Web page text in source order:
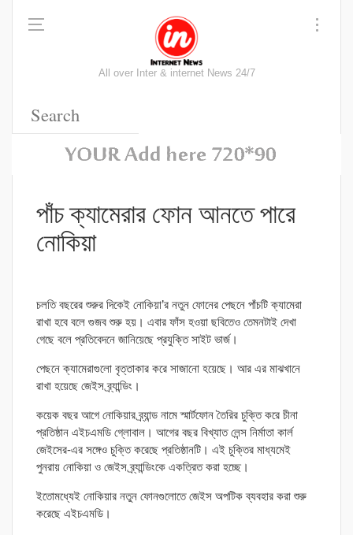
All over Inter & internet News 24/7
পাঁচ ক্যামেরার ফোন আনতে পারে
নোকিয়া
চলতি বছরের শুরুর দিকেই নোকিয়া’র নতুন ফোনের পেছনে পাঁচটি ক্যামেরা
রাখা হবে বলে গুজব শুরু হয়। এবার ফাঁস হওয়া ছবিতেও তেমনটাই দেখা
গেছে বলে প্রতিবেদনে জানিয়েছে প্রযুক্তি সাইট ভার্জ।
পেছনে ক্যামেরাগুলো বৃত্তাকার করে সাজানো হয়েছে। আর এর মাঝখানে
রাখা হয়েছে জেইস ব্র্যান্ডিং।
কয়েক বছর আগে নোকিয়ার ব্র্যান্ড নামে স্মার্টফোন তৈরির চুক্তি করে চীনা
প্রতিষ্ঠান এইচএমডি গ্লোবাল। আগের বছর বিখ্যাত লেন্স নির্মাতা কার্ল
জেইসের-এর সঙ্গেও চুক্তি করেছে প্রতিষ্ঠানটি। এই চুক্তির মাধ্যমেই
পুনরায় নোকিয়া ও জেইস ব্র্যান্ডিংকে একত্রিত করা হচ্ছে।
ইতোমধ্যেই নোকিয়ার নতুন ফোনগুলোতে জেইস অপটিক ব্যবহার করা শুরু
করেছে এইচএমডি।